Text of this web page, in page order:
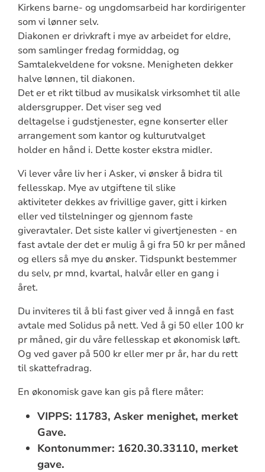
Kirkens barne- og ungdomsarbeid har kordirigenter
som vi lønner selv.
Diakonen er drivkraft i mye av arbeidet for eldre,
som samlinger fredag formiddag, og
Samtalekveldene for voksne. Menigheten dekker
halve lønnen, til diakonen.
Det er et rikt tilbud av musikalsk virksomhet til alle
aldersgrupper. Det viser seg ved
deltagelse i gudstjenester, egne konserter eller
arrangement som kantor og kulturutvalget
holder en hånd i. Dette koster ekstra midler.
Vi lever våre liv her i Asker, vi ønsker å bidra til
fellesskap. Mye av utgiftene til slike
aktiviteter dekkes av frivillige gaver, gitt i kirken
eller ved tilstelninger og gjennom faste
giveravtaler. Det siste kaller vi givertjenesten - en
fast avtale der det er mulig å gi fra 50 kr per måned
og ellers så mye du ønsker. Tidspunkt bestemmer
du selv, pr mnd, kvartal, halvår eller en gang i
året.
Du inviteres til å bli fast giver ved å inngå en fast
avtale med Solidus på nett. Ved å gi 50 eller 100 kr
pr måned, gir du våre fellesskap et økonomisk løft.
Og ved gaver på 500 kr eller mer pr år, har du rett
til skattefradrag.
En økonomisk gave kan gis på flere måter:
VIPPS: 11783, Asker menighet, merket
Gave.
Kontonummer: 1620.30.33110, merket
gave.